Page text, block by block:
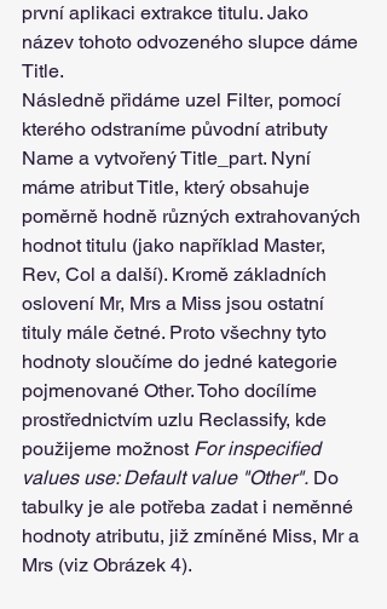
první aplikaci extrakce titulu. Jako
název tohoto odvozeného slupce dáme
Title.
Následně přidáme uzel Filter, pomocí
kterého odstraníme původní atributy
Name a vytvořený Title_part. Nyní
máme atribut Title, který obsahuje
poměrně hodně různých extrahovaných
hodnot titulu (jako například Master,
Rev, Col a další). Kromě základních
oslovení Mr, Mrs a Miss jsou ostatní
tituly mále četné. Proto všechny tyto
hodnoty sloučíme do jedné kategorie
pojmenované Other. Toho docílíme
prostřednictvím uzlu Reclassify, kde
použijeme možnost For inspecified
values use: Default value "Other". Do
tabulky je ale potřeba zadat i neměnné
hodnoty atributu, již zmíněné Miss, Mr a
Mrs (viz Obrázek 4).